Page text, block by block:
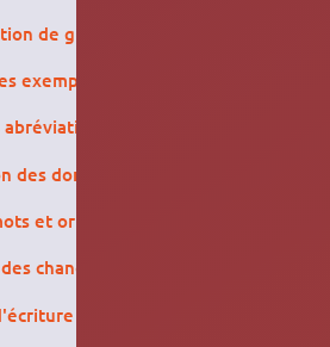
de grammaire »
exemples de grammaire »
»
des données »
et orthographe »
changements d'orthographe »
»